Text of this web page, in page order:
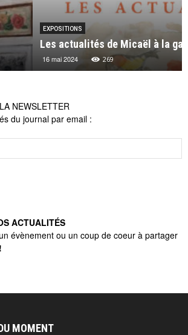
Micaël à la galerie Michel Lagarde
NEWSLETTER
du journal par email :
ACTUALITÉS
évènement ou un coup de coeur à partager
!
MOMENT